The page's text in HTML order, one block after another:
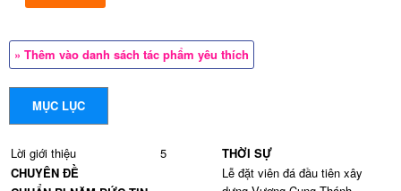
» Thêm vào danh sách tác phẩm yêu thích
MỤC LỤC
Lời giới thiệu
5
CHUYÊN ĐỀ
THỜI SỰ
Lễ đặt viên đá đầu tiên xây